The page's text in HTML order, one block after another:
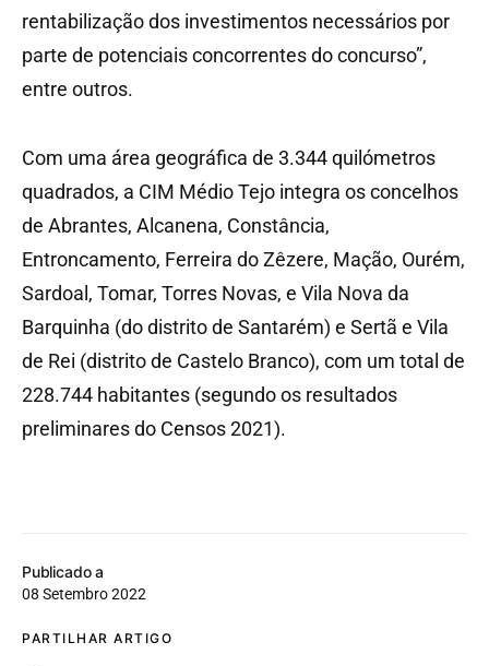
Publicado a
08 Setembro 2022
PARTILHAR ARTIGO
rentabilização dos investimentos necessários por
parte de potenciais concorrentes do concurso”,
entre outros.
Com uma área geográfica de 3.344 quilómetros
quadrados, a CIM Médio Tejo integra os concelhos
de Abrantes, Alcanena, Constância,
Entroncamento, Ferreira do Zêzere, Mação, Ourém,
Sardoal, Tomar, Torres Novas, e Vila Nova da
Barquinha (do distrito de Santarém) e Sertã e Vila
de Rei (distrito de Castelo Branco), com um total de
228.744 habitantes (segundo os resultados
preliminares do Censos 2021).